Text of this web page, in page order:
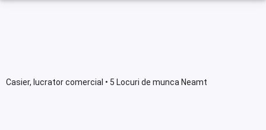
Casier, lucrator comercial • 5 Locuri de munca Neamt